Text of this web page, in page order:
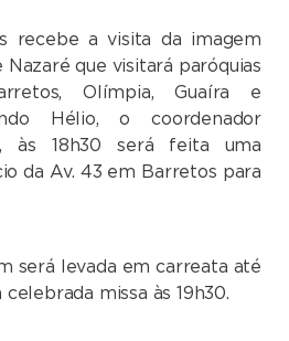
recebe a visita da imagem
Nazaré que visitará paróquias
Olímpia, Guaíra e
Hélio, o coordenador
às 18h30 será feita uma
da Av. 43 em Barretos para
será levada em carreata até
missa às 19h30.